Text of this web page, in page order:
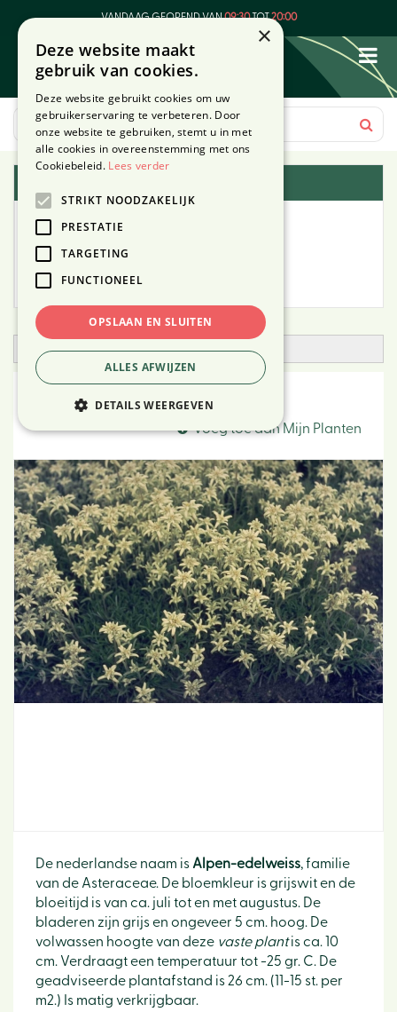
VANDAAG GEOPEND VAN09:30TOT20:00
Open zoekfilter
Alpen-edelweiss
Voeg toe aan Mijn Planten
De nederlandse naam is Alpen-edelweiss, familie
van de Asteraceae. De bloemkleur is grijswit en de
bloeitijd is van ca. juli tot en met augustus. De
bladeren zijn grijs en ongeveer 5 cm. hoog. De
volwassen hoogte van deze vaste plantis ca. 10
cm. Verdraagt een temperatuur tot -25 gr. C. De
geadviseerde plantafstand is 26 cm. (11-15 st. per
m2.) Is matig verkrijgbaar.
×
Deze website maakt
gebruik van cookies.
Deze website gebruikt cookies om uw
gebruikerservaring te verbeteren. Door
onze website te gebruiken, stemt u in met
alle cookies in overeenstemming met ons
Cookiebeleid. Lees verder
STRIKT NOODZAKELIJK
PRESTATIE
TARGETING
FUNCTIONEEL
OPSLAAN EN SLUITEN
ALLES AFWIJZEN
DETAILS WEERGEVEN